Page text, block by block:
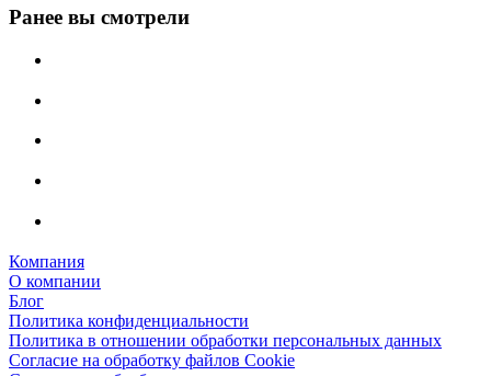
Ранее вы смотрели
Компания
О компании
Блог
Политика конфиденциальности
Политика в отношении обработки персональных данных
Согласие на обработку файлов Cookie